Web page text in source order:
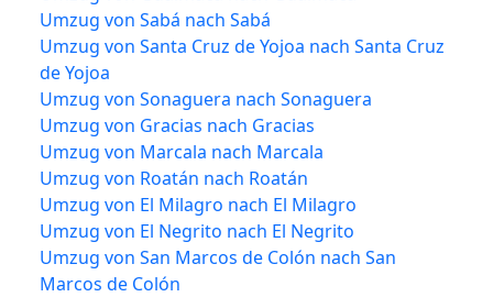
Umzug von Sabá nach Sabá
Umzug von Santa Cruz de Yojoa nach Santa Cruz
de Yojoa
Umzug von Sonaguera nach Sonaguera
Umzug von Gracias nach Gracias
Umzug von Marcala nach Marcala
Umzug von Roatán nach Roatán
Umzug von El Milagro nach El Milagro
Umzug von El Negrito nach El Negrito
Umzug von San Marcos de Colón nach San
Marcos de Colón